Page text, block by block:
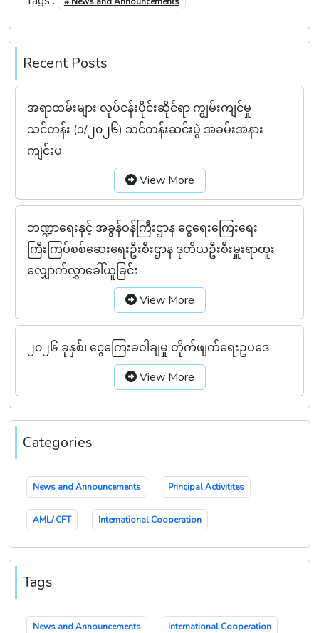
Recent Posts
အရာထမ်းများ လုပ်ငန်းပိုင်းဆိုင်ရာ ကျွမ်းကျင်မှု
သင်တန်း (၁/၂၀၂၆) သင်တန်းဆင်းပွဲ အခမ်းအနား
ကျင်းပ
View More
ဘဏ္ဍာရေးနှင့် အခွန်ဝန်ကြီးဌာန ငွေရေးကြေးရေး
ကြီးကြပ်စစ်ဆေးရေးဦးစီးဌာန ဒုတိယဦးစီးမှူးရာထူး
လျှောက်လွှာခေါ်ယူခြင်း
View More
၂၀၂၆ ခုနှစ်၊ ငွေကြေးခဝါချမှု တိုက်ဖျက်ရေးဥပဒေ
View More
Categories
News and Announcements Principal Activitites
AML/ CFT International Cooperation
Tags
News and Announcements International Cooperation